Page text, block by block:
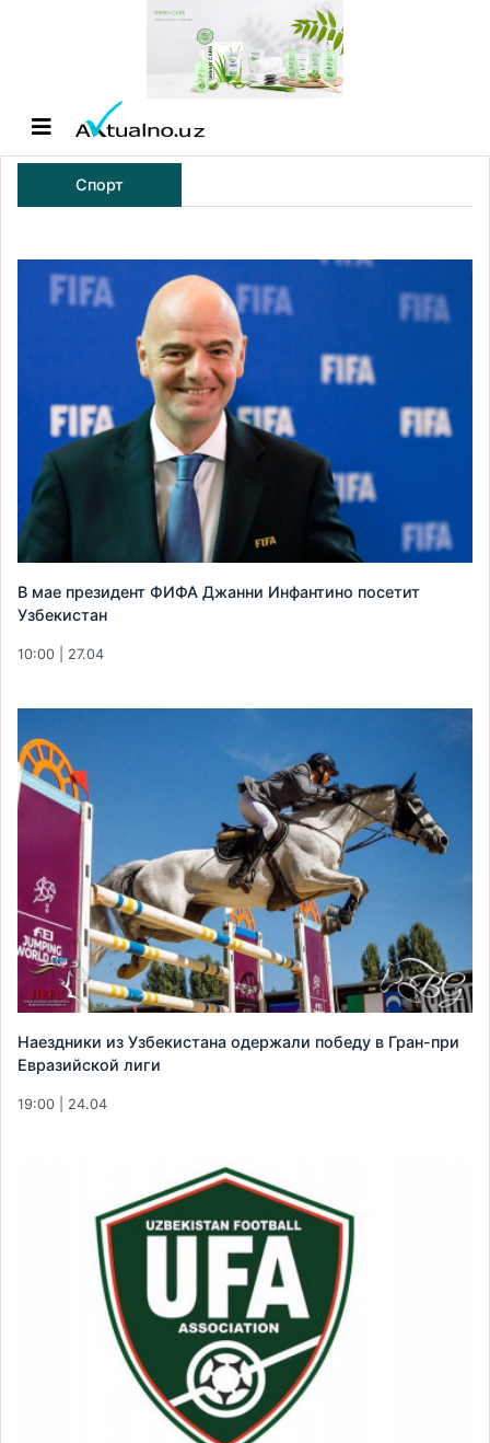
Спорт
В мае президент ФИФА Джанни Инфантино посетит
Узбекистан
10:00 | 27.04
Наездники из Узбекистана одержали победу в Гран-при
Евразийской лиги
19:00 | 24.04